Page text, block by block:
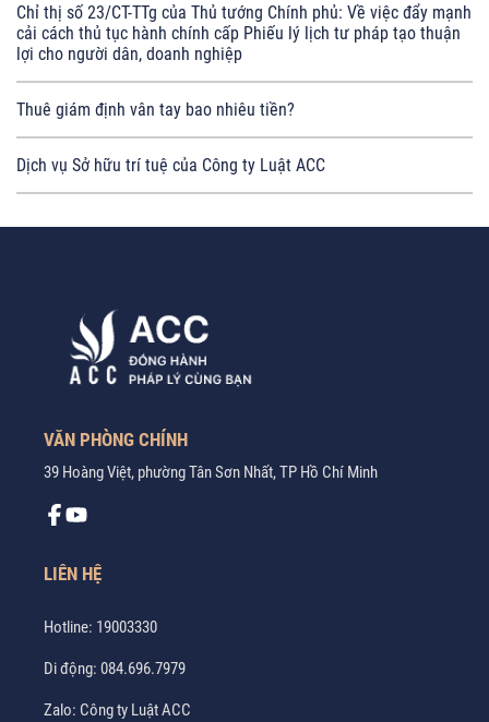
Chỉ thị số 23/CT-TTg của Thủ tướng Chính phủ: Về việc đẩy mạnh
cải cách thủ tục hành chính cấp Phiếu lý lịch tư pháp tạo thuận
lợi cho người dân, doanh nghiệp
Thuê giám định vân tay bao nhiêu tiền?
Dịch vụ Sở hữu trí tuệ của Công ty Luật ACC
VĂN PHÒNG CHÍNH
39 Hoàng Việt, phường Tân Sơn Nhất, TP Hồ Chí Minh
LIÊN HỆ
Hotline: 19003330
Di động: 084.696.7979
Zalo: Công ty Luật ACC